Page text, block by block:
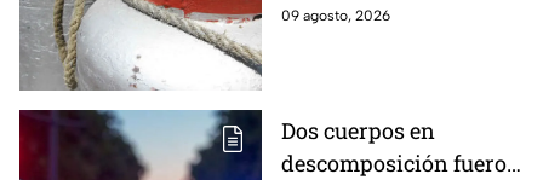
cuánto costará el kilo y el
09 agosto, 2026
Dos cuerpos en
descomposición fueron